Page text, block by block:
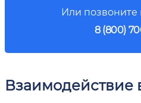
Или позвоните
8 (800)
Взаимодействие